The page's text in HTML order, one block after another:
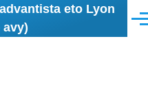
eto Lyon
avy)